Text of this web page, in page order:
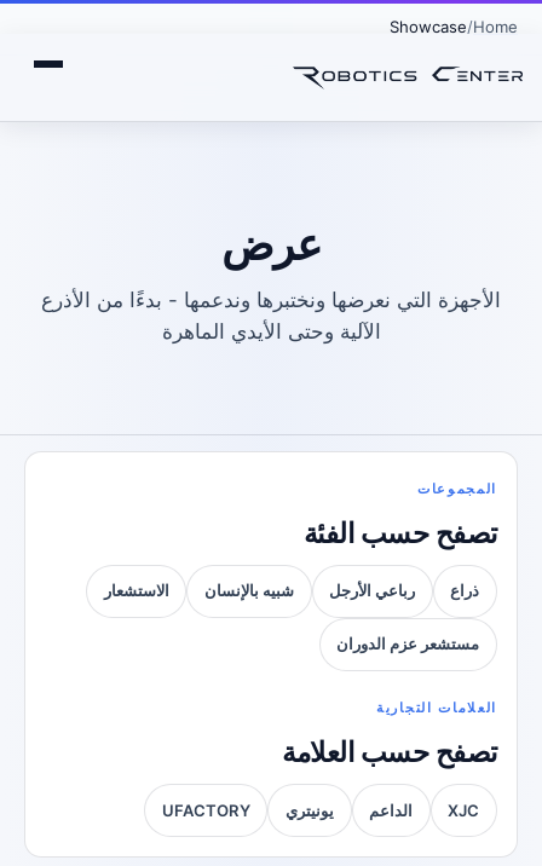
Home
Showcase
عرض
الأجهزة التي نعرضها ونختبرها وندعمها - بدءًا من الأذرع
الآلية وحتى الأيدي الماهرة
المجموعات
تصفح حسب الفئة
ذراع رباعي الأرجل شبيه بالإنسان الاستشعار
مستشعر عزم الدوران
العلامات التجارية
تصفح حسب العلامة
XJC الداعم يونيتري UFACTORY